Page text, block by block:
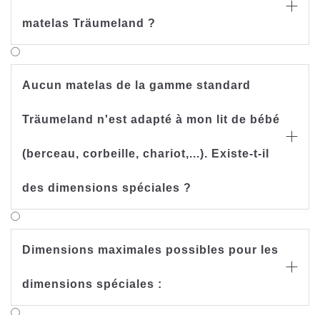
matelas Träumeland ?

Aucun matelas de la gamme standard
Träumeland n'est adapté à mon lit de bébé
(berceau, corbeille, chariot,...). Existe-t-il
des dimensions spéciales ?

Dimensions maximales possibles pour les
dimensions spéciales :
